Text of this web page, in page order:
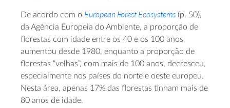
De acordo com o European Forest Ecosystems (p. 50),
da Agência Europeia do Ambiente, a proporção de
florestas com idade entre os 40 e os 100 anos
aumentou desde 1980, enquanto a proporção de
florestas “velhas”, com mais de 100 anos, decresceu,
especialmente nos países do norte e oeste europeu.
Nesta área, apenas 17% das florestas tinham mais de
80 anos de idade.